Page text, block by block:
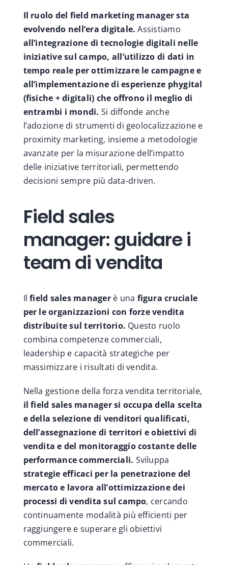
Il ruolo del field marketing manager sta
evolvendo nell’era digitale. Assistiamo
all’integrazione di tecnologie digitali nelle
iniziative sul campo, all’utilizzo di dati in
tempo reale per ottimizzare le campagne e
all’implementazione di esperienze phygital
(fisiche + digitali) che offrono il meglio di
entrambi i mondi. Si diffonde anche
l’adozione di strumenti di geolocalizzazione e
proximity marketing, insieme a metodologie
avanzate per la misurazione dell’impatto
delle iniziative territoriali, permettendo
decisioni sempre più data-driven.
Field sales
manager: guidare i
team di vendita
Il field sales managerè una figura cruciale
per le organizzazioni con forze vendita
distribuite sul territorio. Questo ruolo
combina competenze commerciali,
leadership e capacità strategiche per
massimizzare i risultati di vendita.
Nella gestione della forza vendita territoriale,
il field sales manager si occupa della scelta
e della selezione di venditori qualificati,
dell’assegnazione di territori e obiettivi di
vendita e del monitoraggio costante delle
performance commerciali. Sviluppa
strategie efficaci per la penetrazione del
mercato e lavora all’ottimizzazione dei
processi di vendita sul campo, cercando
continuamente modalità più efficienti per
raggiungere e superare gli obiettivi
commerciali.